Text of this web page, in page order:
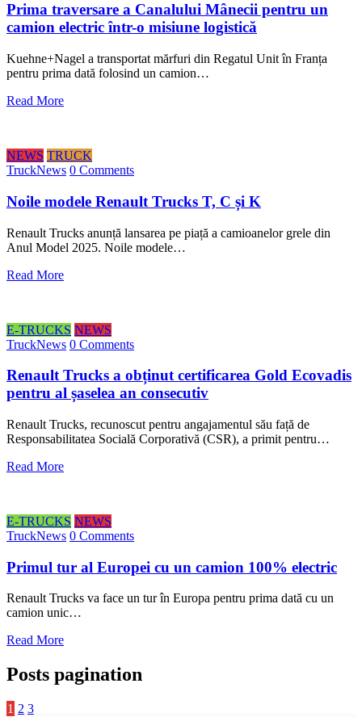
Prima traversare a Canalului Mânecii pentru un
camion electric într-o misiune logistică
Kuehne+Nagel a transportat mărfuri din Regatul Unit în Franța
pentru prima dată folosind un camion…
Read More
NEWS TRUCK
TruckNews 0 Comments
Noile modele Renault Trucks T, C și K
Renault Trucks anunță lansarea pe piață a camioanelor grele din
Anul Model 2025. Noile modele…
Read More
E-TRUCKS NEWS
TruckNews 0 Comments
Renault Trucks a obținut certificarea Gold Ecovadis
pentru al șaselea an consecutiv
Renault Trucks, recunoscut pentru angajamentul său față de
Responsabilitatea Socială Corporativă (CSR), a primit pentru…
Read More
E-TRUCKS NEWS
TruckNews 0 Comments
Primul tur al Europei cu un camion 100% electric
Renault Trucks va face un tur în Europa pentru prima dată cu un
camion unic…
Read More
Posts pagination
1 2 3